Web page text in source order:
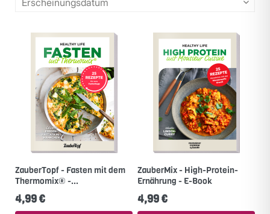
ZauberTopf - Fasten mit dem
Thermomix® -...
4,99 €
ZauberMix - High-Protein-
Ernährung - E-Book
4,99 €